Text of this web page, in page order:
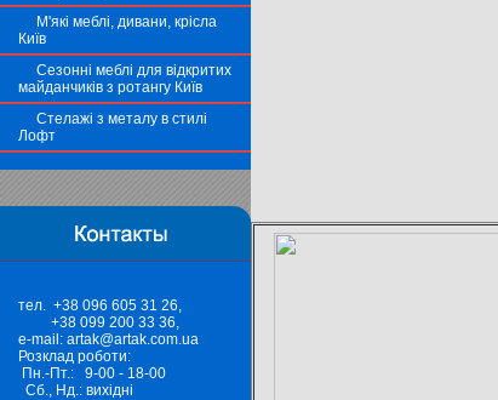
М'які меблі, дивани, крісла
Київ
Сезонні меблі для відкритих
майданчиків з ротангу Київ
Стелажі з металу в стилі
Лофт
тел. +38 096 605 31 26,
+38 099 200 33 36,
e-mail: artak@artak.com.ua
Розклад роботи:
Пн.-Пт.: 9-00 - 18-00
Сб., Нд.: вихідні